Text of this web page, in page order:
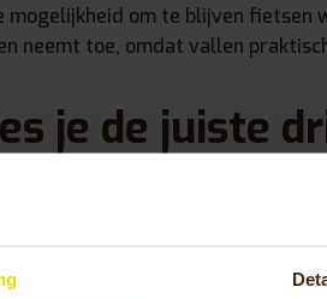
mogelijkheid om te blijven fietsen
neemt toe, omdat vallen
je de juiste
doeleinden. Houd rekening met